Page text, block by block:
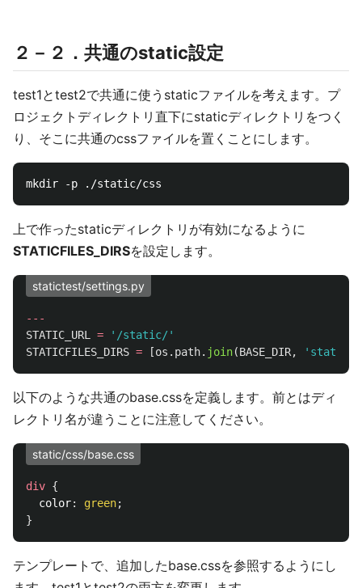
２－２．共通のstatic設定
test1とtest2で共通に使うstaticファイルを考えます。プ
ロジェクトディレクトリ直下にstaticディレクトリをつく
り、そこに共通のcssファイルを置くことにします。
上で作ったstaticディレクトリが有効になるように
STATICFILES_DIRSを設定します。
statictest/settings.py
---
STATIC_URL
= ' /static/'
STATICFILES_DIRS = [os . path. join(BASE_DIR, ' static
以下のような共通のbase.cssを定義します。前とはディ
レクトリ名が違うことに注意してください。
static/css/base.css
div {
color: green;
}
テンプレートで、追加したbase.cssを参照するようにし